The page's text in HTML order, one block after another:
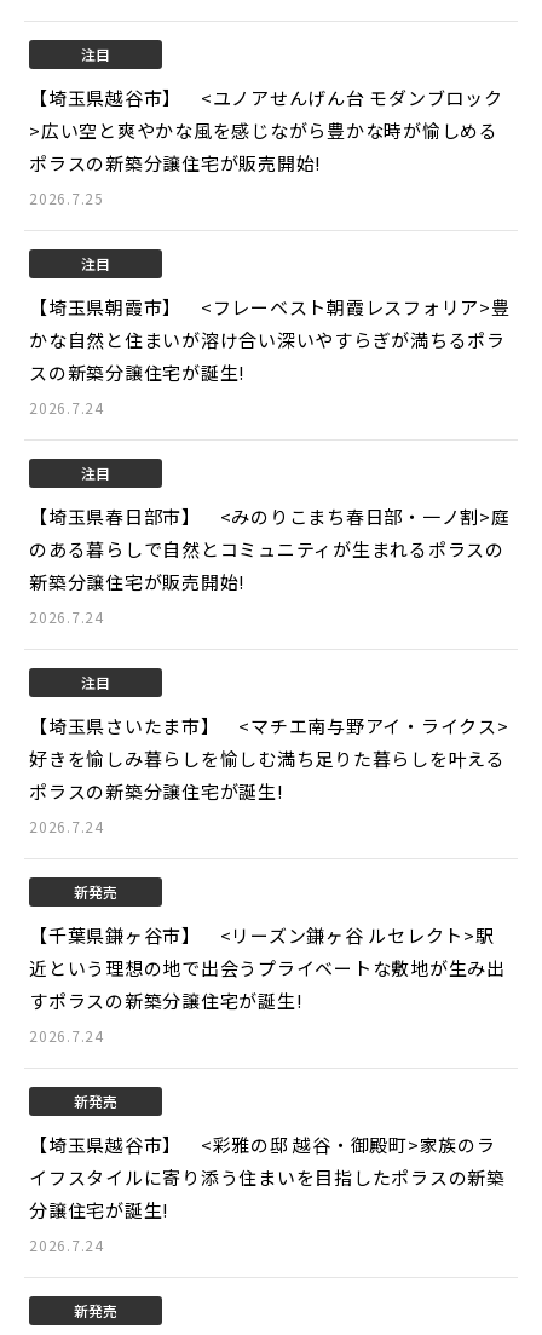
注目
【埼玉県越谷市】 <ユノアせんげん台 モダンブロック
>広い空と爽やかな風を感じながら豊かな時が愉しめる
ポラスの新築分譲住宅が販売開始!
2026.7.25
注目
【埼玉県朝霞市】 <フレーベスト朝霞レスフォリア>豊
かな自然と住まいが溶け合い深いやすらぎが満ちるポラ
スの新築分譲住宅が誕生!
2026.7.24
注目
【埼玉県春日部市】 <みのりこまち春日部・一ノ割>庭
のある暮らしで自然とコミュニティが生まれるポラスの
新築分譲住宅が販売開始!
2026.7.24
注目
【埼玉県さいたま市】 <マチエ南与野アイ・ライクス>
好きを愉しみ暮らしを愉しむ満ち足りた暮らしを叶える
ポラスの新築分譲住宅が誕生!
2026.7.24
新発売
【千葉県鎌ヶ谷市】 <リーズン鎌ヶ谷 ルセレクト>駅
近という理想の地で出会うプライベートな敷地が生み出
すポラスの新築分譲住宅が誕生!
2026.7.24
新発売
【埼玉県越谷市】 <彩雅の邸 越谷・御殿町>家族のラ
イフスタイルに寄り添う住まいを目指したポラスの新築
分譲住宅が誕生!
2026.7.24
新発売